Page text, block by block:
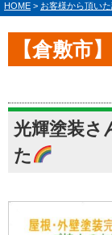
HOME > お客様から頂い
【倉敷市
光輝塗装さ
た